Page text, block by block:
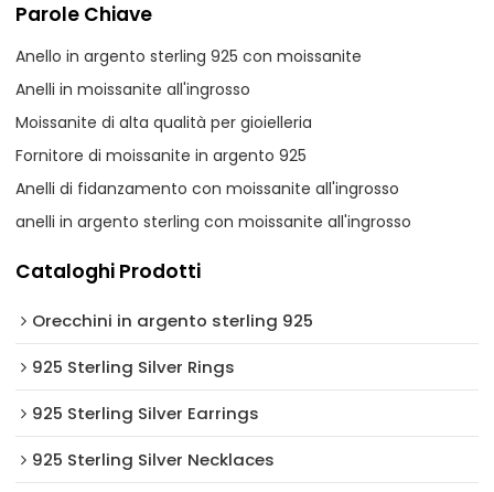
Parole Chiave
Anello in argento sterling 925 con moissanite
Anelli in moissanite all'ingrosso
Moissanite di alta qualità per gioielleria
Fornitore di moissanite in argento 925
Anelli di fidanzamento con moissanite all'ingrosso
anelli in argento sterling con moissanite all'ingrosso
Cataloghi Prodotti
Orecchini in argento sterling 925
925 Sterling Silver Rings
925 Sterling Silver Earrings
925 Sterling Silver Necklaces